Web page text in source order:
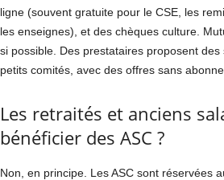
ligne (souvent gratuite pour le CSE, les
les enseignes), et des chèques culture.
si possible. Des prestataires proposent
petits comités, avec des offres sans
Les retraités et anciens
bénéficier des ASC ?
Non, en principe. Les ASC sont réservées